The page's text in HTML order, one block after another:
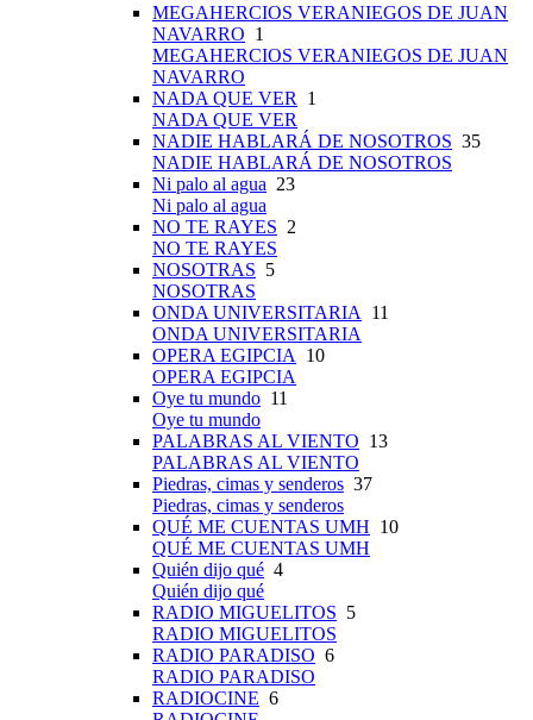
MEGAHERCIOS VERANIEGOS DE JUAN
NAVARRO 1
MEGAHERCIOS VERANIEGOS DE JUAN
NAVARRO
NADA QUE VER
1
NADA QUE VER
NADIE HABLARÁ DE NOSOTROS 35
NADIE HABLARÁ DE NOSOTROS
Ni palo al agua 23
Ni palo al agua
NO TE RAYES 2
NO TE RAYES
NOSOTRAS 5
NOSOTRAS
ONDA UNIVERSITARIA
11
ONDA UNIVERSITARIA
OPERA EGIPCIA
10
OPERA EGIPCIA
Oye tu mundo 11
Oye tu mundo
PALABRAS AL VIENTO 13
PALABRAS AL VIENTO
Piedras, cimas y senderos 37
Piedras, cimas y senderos
QUÉ ME CUENTAS UMH 10
QUÉ ME CUENTAS UMH
Quién dijo qué 4
Quién dijo qué
RADIO MIGUELITOS 5
RADIO MIGUELITOS
RADIO PARADISO 6
RADIO PARADISO
RADIOCINE 6